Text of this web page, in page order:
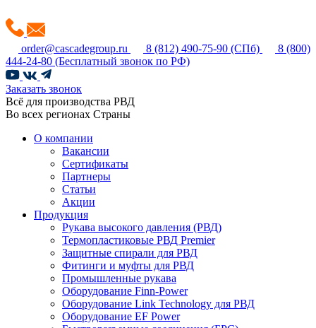
order@cascadegroup.ru 8 (812) 490-75-90 (СПб)
8 (800)
444-24-80 (Бесплатный звонок по РФ)
Заказать звонок
Всё для производства РВД
Во всех регионах Страны
О компании
Вакансии
Сертификаты
Партнеры
Статьи
Акции
Продукция
Рукава высокого давления (РВД)
Термопластиковые РВД Premier
Защитные спирали для РВД
Фитинги и муфты для РВД
Промышленные рукава
Оборудование Finn-Power
Оборудование Link Technology для РВД
Оборудование EF Power